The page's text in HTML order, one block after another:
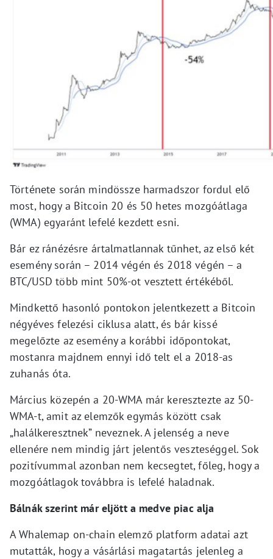
Története során mindössze harmadszor fordul elő
most, hogy a Bitcoin 20 és 50 hetes mozgóátlaga
(WMA) egyaránt lefelé kezdett esni.
Bár ez ránézésre ártalmatlannak tűnhet, az első két
esemény során – 2014 végén és 2018 végén – a
BTC/USD több mint 50%-ot vesztett értékéből.
Mindkettő hasonló pontokon jelentkezett a Bitcoin
négyéves felezési ciklusa alatt, és bár kissé
megelőzte az esemény a korábbi időpontokat,
mostanra majdnem ennyi idő telt el a 2018-as
zuhanás óta.
Március közepén a 20-WMA már keresztezte az 50-
WMA-t, amit az elemzők egymás között csak
„halálkeresztnek” neveznek. A jelenség a neve
ellenére nem mindig járt jelentős veszteséggel. Sok
pozitívummal azonban nem kecsegtet, főleg, hogy a
mozgóátlagok továbbra is lefelé haladnak.
Bálnák szerint már eljött a medve piac alja
A Whalemap on-chain elemző platform adatai azt
mutatták, hogy a vásárlási magatartás jelenleg a